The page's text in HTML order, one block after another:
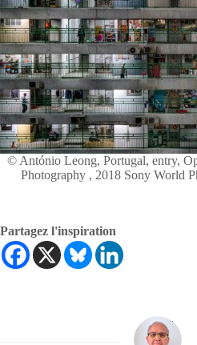
© António Leong, Portugal, entry,
Photography , 2018 Sony World
Partagez l'inspiration